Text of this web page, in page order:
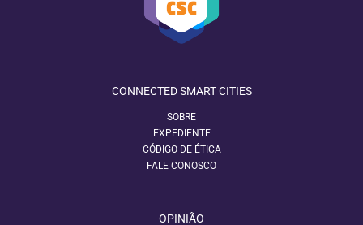
CONNECTED SMART CITIES
SOBRE
EXPEDIENTE
CÓDIGO DE ÉTICA
FALE CONOSCO
OPINIÃO